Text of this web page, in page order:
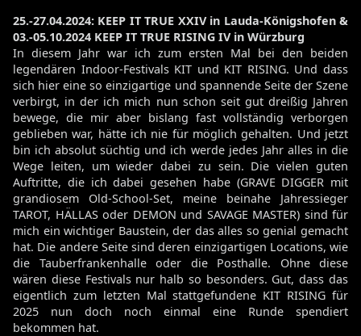
25.-27.04.2024: KEEP IT TRUE XXIV in Lauda-Königshofen &
03.-05.10.2024 KEEP IT TRUE RISING IV in Würzburg
In diesem Jahr war ich zum ersten Mal bei den beiden
legendären Indoor-Festivals KIT und KIT RISING. Und dass
sich hier eine so einzigartige und spannende Seite der Szene
verbirgt, in der ich mich nun schon seit gut dreißig Jahren
bewege, die mir aber bislang fast vollständig verborgen
geblieben war, hätte ich nie für möglich gehalten. Und jetzt
bin ich absolut süchtig und ich werde jedes Jahr alles in die
Wege leiten, um wieder dabei zu sein. Die vielen guten
Auftritte, die ich dabei gesehen habe (GRAVE DIGGER mit
grandiosem Old-School-Set, meine beinahe Jahressieger
TAROT, HÄLLAS oder DEMON und SAVAGE MASTER) sind für
mich ein wichtiger Baustein, der das alles so genial gemacht
hat. Die andere Seite sind deren einzigartigen Locations, wie
die Tauberfrankenhalle oder die Posthalle. Ohne diese
wären diese Festivals nur halb so besonders. Gut, dass das
eigentlich zum letzten Mal stattgefundene KIT RISING für
2025 nun doch noch einmal eine Runde spendiert
bekommen hat.